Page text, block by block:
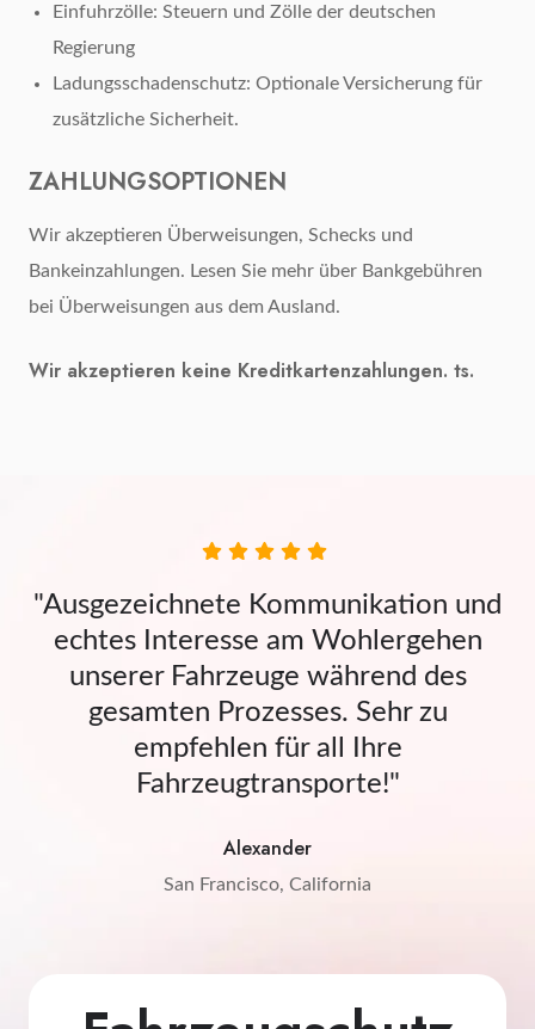
Einfuhrzölle: Steuern und Zölle der deutschen
Regierung
Ladungsschadenschutz: Optionale Versicherung für
zusätzliche Sicherheit.
ZAHLUNGSOPTIONEN
Wir akzeptieren Überweisungen, Schecks und
Bankeinzahlungen. Lesen Sie mehr über Bankgebühren
bei Überweisungen aus dem Ausland.
Wir akzeptieren keine Kreditkartenzahlungen. ts.
"Ausgezeichnete Kommunikation und
echtes Interesse am Wohlergehen
unserer Fahrzeuge während des
gesamten Prozesses. Sehr zu
empfehlen für all Ihre
Fahrzeugtransporte!"
Alexander
San Francisco, California